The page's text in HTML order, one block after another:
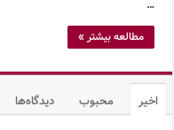
…
مطالعه بیشتر »
اخیر محبوب دیدگاه‌ها